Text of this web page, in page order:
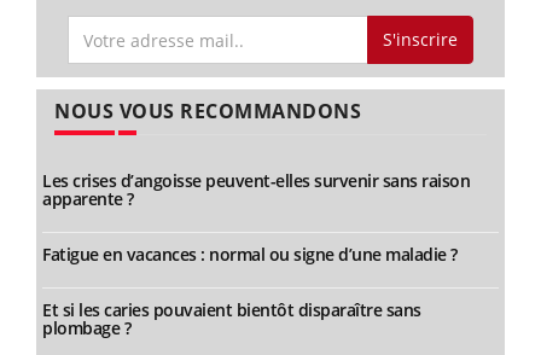
S'inscrire
NOUS VOUS RECOMMANDONS
Les crises d’angoisse peuvent-elles survenir sans raison
apparente ?
Fatigue en vacances : normal ou signe d’une maladie ?
Et si les caries pouvaient bientôt disparaître sans
plombage ?